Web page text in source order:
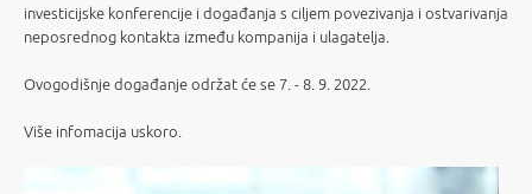
investicijske konferencije i događanja s ciljem povezivanja i ostvarivanja
neposrednog kontakta između kompanija i ulagatelja.
Ovogodišnje događanje održat će se 7. - 8. 9. 2022.
Više infomacija uskoro.